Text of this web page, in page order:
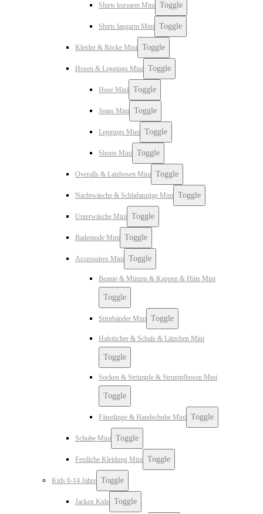
Shirts kurzarm Mini Toggle
Shirts langarm Mini Toggle
Kleider & Röcke Mini Toggle
Hosen & Leggings Mini Toggle
Hose Mini Toggle
Jeans Mini Toggle
Leggings Mini Toggle
Shorts Mini Toggle
Overalls & Latzhosen Mini Toggle
Nachtwäsche & Schlafanzüge Mini Toggle
Unterwäsche Mini Toggle
Bademode Mini Toggle
Accessoires Mini Toggle
Beanie & Mützen & Kappen & Hüte Mini
Toggle
Stirnbänder Mini Toggle
Halstücher & Schals & Lätzchen Mini
Toggle
Socken & Strümpfe & Strumpfhosen Mini
Toggle
Fäustlinge & Handschuhe Mini Toggle
Schuhe Mini Toggle
Festliche Kleidung Mini Toggle
Kids 6-14 Jahre Toggle
Jacken Kids Toggle